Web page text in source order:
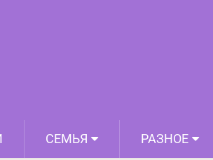
СЕМЬЯ РАЗНОЕ